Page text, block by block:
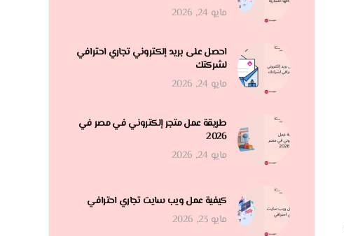
مايو 24, 2026
احصل على بريد إلكتروني تجاري احترافي
لشركتك
مايو 24, 2026
طريقة عمل متجر إلكتروني في مصر في
2026
مايو 24, 2026
كيفية عمل ويب سايت تجاري احترافي
مايو 23, 2026